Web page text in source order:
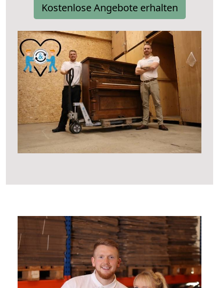
Kostenlose Angebote erhalten